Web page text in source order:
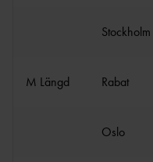
Stockholm
M Längd Rabat
Oslo